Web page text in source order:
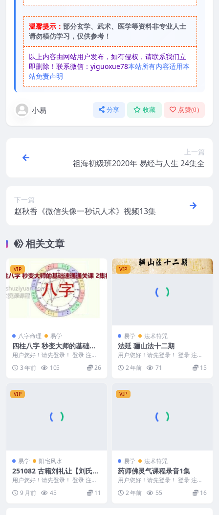
温馨提示： 部分玄学、武术、医学等资料非专业人士
请勿模仿学习，仅供参考！
以上内容由网站用户发布，如有侵权，请联系我们立
即删除！联系微信：yiguoxue78本站所有内容适用本
站免责声明
小易 分享 收藏 点赞(0)
上一篇
祖海初级班2020年 易经与人生 24集全
下一篇
赵秋香《微信头像一秒识人术》视频13集
相关文章
VIP
八字命理 易学
四柱八字 秒变大师的基础速
通通关课 2集视频
用户您好！请先登录！ 登录 注册
秒变大师的基础速通通关课 Y2306
-84 &...
3 年前 105 26
VIP
易学 法术符咒
法延 骊山法十二期
用户您好！请先登录！ 登录 注册
2411389-12 骊山法十二期 茶水费
18...2 年前 71 15
VIP
易学 阳宅风水
251082 古籍刘礼让【刘氏家
藏《三元地理一脉真传》】3
04页双页版Y
用户您好！请先登录！ 登录 注册
古籍刘礼让【刘氏家藏《三元地理
一脉真传》】30...
9 月前 45 11
VIP
易学 法术符咒
药师佛灵气课程录音1集
用户您好！请先登录！ 登录 注册
药师佛灵气课程录音1集 2412104
药师佛...
2 年前 55 16